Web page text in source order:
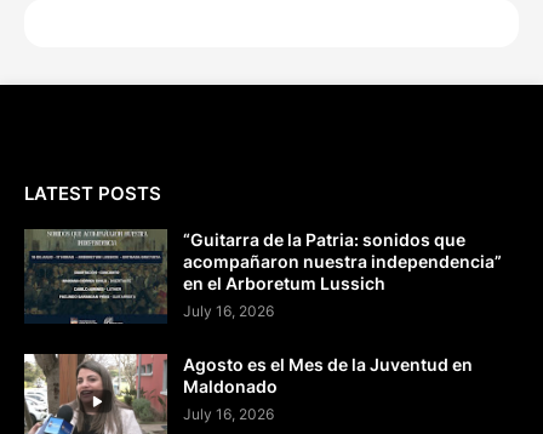
LATEST POSTS
“Guitarra de la Patria: sonidos que
acompañaron nuestra independencia”
en el Arboretum Lussich
July 16, 2026
Agosto es el Mes de la Juventud en
Maldonado
July 16, 2026